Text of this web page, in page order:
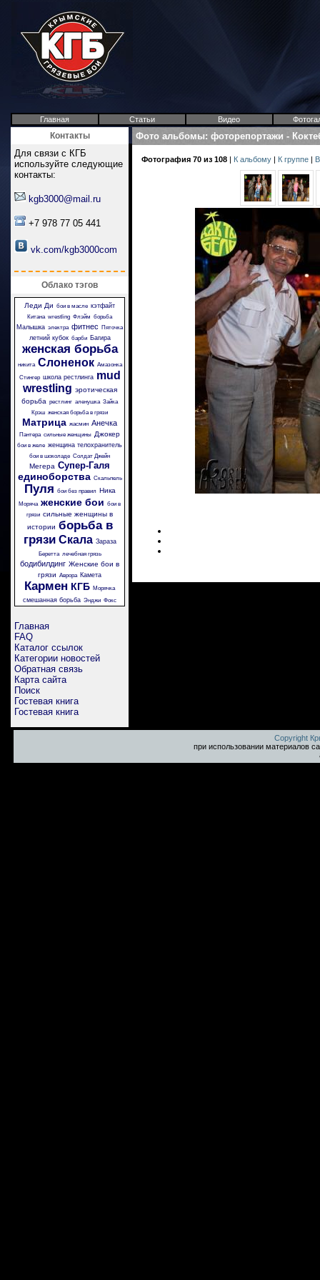
Главная Статьи Видео
Контакты
Для связи с КГБ
используйте следующие
контакты:
kgb3000@mail.ru
+7 978 77 05 441
vk.com/kgb3000com
Облако тэгов
Леди Ди бои в масле кэтфайт
Китана wrestling Флэйм борьба
Малышка электра фитнес Пяточка
летний кубок барби Багира
женская борьба
никита Слоненок Амазонка
Стингер школа рестлинга mud
wrestling эротическая
борьба рестлинг аленушка Зайка
Крэш женская борьба в грязи
Матрица жасмин Анечка
Пантера сильные женщины Джокер
бои в желе женщина телохранитель
бои в шоколаде Солдат Джейн
Мегера Супер-Галя
единоборства Скальпель
Пуля бои без правил Ника
Моряча женские бои бои в
грязи сильные женщины в
истории борьба в
грязи Скала Зараза
Беретта лечебная грязь
бодибилдинг Женские бои в
грязи Аврора Камета
Кармен КГБ Морячка
смешанная борьба Энджи Фокс
Главная
FAQ
Каталог ссылок
Категории новостей
Обратная связь
Карта сайта
Поиск
Гостевая книга
Гостевая книга
Фото альбомы: фоторепортажи -
Фотография 70 из 108 | К альбому | К группе |
Copyright
при использовании материалов